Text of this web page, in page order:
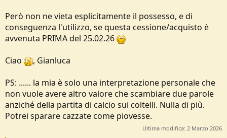
Però non ne vieta esplicitamente il possesso, e di
conseguenza l'utilizzo, se questa cessione/acquisto è
avvenuta PRIMA del 25.02.26
Ciao
, Gianluca
PS: ...... la mia è solo una interpretazione personale che
non vuole avere altro valore che scambiare due parole
anziché della partita di calcio sui coltelli. Nulla di più.
Potrei sparare cazzate come piovesse.
Ultima modifica: 2 Marzo 2026